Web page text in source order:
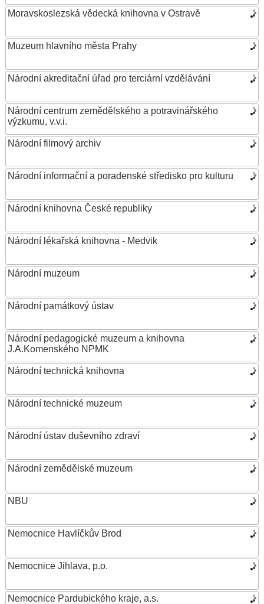
Moravskoslezská vědecká knihovna v Ostravě
Muzeum hlavního města Prahy
Národní akreditační úřad pro terciární vzdělávání
Národní centrum zemědělského a potravinářského
výzkumu, v.v.i.
Národní filmový archiv
Národní informační a poradenské středisko pro kulturu
Národní knihovna České republiky
Národní lékařská knihovna - Medvik
Národní muzeum
Národní památkový ústav
Národní pedagogické muzeum a knihovna
J.A.Komenského NPMK
Národní technická knihovna
Národní technické muzeum
Národní ústav duševního zdraví
Národní zemědělské muzeum
NBU
Nemocnice Havlíčkův Brod
Nemocnice Jihlava, p.o.
Nemocnice Pardubického kraje, a.s.